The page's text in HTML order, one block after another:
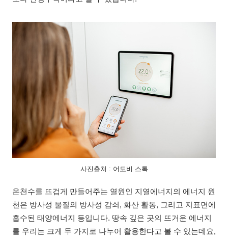
사진출처 : 어도비 스톡
온천수를 뜨겁게 만들어주는 열원인 지열에너지의 에너지 원
천은 방사성 물질의 방사성 감쇠, 화산 활동, 그리고 지표면에
흡수된 태양에너지 등입니다. 땅속 깊은 곳의 뜨거운 에너지
를 우리는 크게 두 가지로 나누어 활용한다고 볼 수 있는데요,